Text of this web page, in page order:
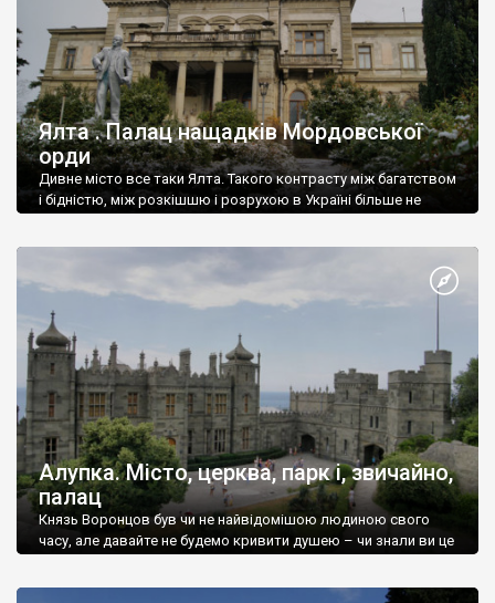
Ялта . Палац нащадків Мордовської
орди
Дивне місто все таки Ялта. Такого контрасту між багатством
і бідністю, між розкішшю і розрухою в Україні більше не
Алупка. Місто, церква, парк і, звичайно,
палац
Князь Воронцов був чи не найвідомішою людиною свого
часу, але давайте не будемо кривити душею – чи знали ви це